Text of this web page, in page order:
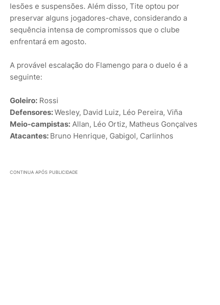
lesões e suspensões. Além disso, Tite optou por
preservar alguns jogadores-chave, considerando a
sequência intensa de compromissos que o clube
enfrentará em agosto.
A provável escalação do Flamengo para o duelo é a
seguinte:
Goleiro: Rossi
Defensores:Wesley, David Luiz, Léo Pereira, Viña
Meio-campistas: Allan, Léo Ortiz, Matheus Gonçalves
Atacantes: Bruno Henrique, Gabigol, Carlinhos
CONTINUA APÓS PUBLICIDADE